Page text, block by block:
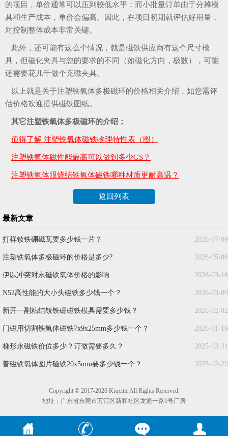
的项目，单价通常可以压到较低水平；而小批量订单由于分摊模
具和生产成本，单价会偏高。因此，在项目初期就评估好用量，
对控制整体成本非常关键。
此外，还可能有这么个情况，就是磁铁供应商有这个尺寸模
具，但磁化夹具与您的要求的不同（如磁化方向，极数），可能
还需要花几千做个充磁夹具。
以上就是关于注塑铁氧体多极磁环的价格相关介绍，如您需评
估价格欢迎提供磁铁图纸。
其它注塑铁氧体多极磁环的介绍；
值得了解 注塑铁氧体磁铁物理特性表（图）
注塑铁氧体磁性能最高可以做到多少GS？
注塑铁氧体跟烧结铁氧体磁铁哪种材质更耐高温？
返回列表
最新文章
2026-07-09
打样钕铁硼磁瓦要多少钱一片？
2026-05-06
注塑铁氧体多极磁环的价格是多少?
2026-03-16
伊以冲突对永磁铁氧体价格的影响
2026-03-09
N52高性能的大小头磁铁多少钱一个？
2026-02-02
新开一副粘结钕铁硼磁铁模具需要多少钱？
2026-01-19
门磁用切割铁氧体磁铁7x9x25mm多少钱一个？
2025-12-31
梯形永磁铁价位多少？订做需要多久？
2025-12-29
普磁铁氧体圆片磁铁20x5mm要多少钱一个？
Copyright © 2017-2026 Krqcitie All Rights Reserved.
地址：广东省东莞市万江区新和社区龙通一路1号厂房